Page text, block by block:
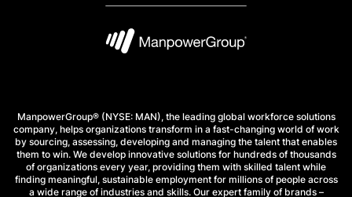
ManpowerGroup® (NYSE: MAN), the leading global workforce solutions
company, helps organizations transform in a fast-changing world of work
by sourcing, assessing, developing and managing the talent that enables
them to win. We develop innovative solutions for hundreds of thousands
of organizations every year, providing them with skilled talent while
finding meaningful, sustainable employment for millions of people across
a wide range of industries and skills. Our expert family of brands –